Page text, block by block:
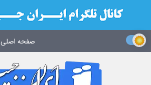
صفحه اصلی